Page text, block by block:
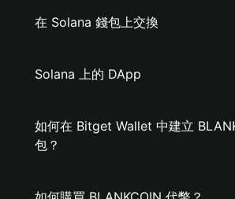
在 Solana 錢包上交換
Solana 上的 DApp
如何在 Bitget Wallet 中建立
包？